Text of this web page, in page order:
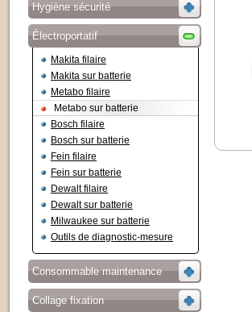
Hygiène sécurité
Électroportatif
Makita filaire
Makita sur batterie
Metabo filaire
Metabo sur batterie
Bosch filaire
Bosch sur batterie
Fein filaire
Fein sur batterie
Dewalt filaire
Dewalt sur batterie
Milwaukee sur batterie
Outils de diagnostic-mesure
Consommable maintenance
Collage fixation